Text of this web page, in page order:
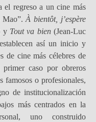
regreso a un cine más
Mao”.À bientôt, j’espère
y Tout va bien(Jean-Luc
así un inicio y
de cine más célebres de
caso por obreros
famosos o profesionales,
de institucionalización
más centrados en la
uno construido